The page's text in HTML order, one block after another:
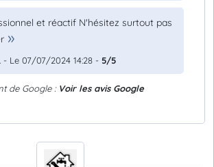
et réactif N'hésitez surtout pas
- Le 07/07/2024 14:28 - 5/5
de Google : Voir les avis Google